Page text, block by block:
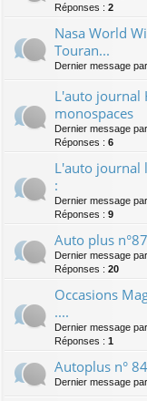
Réponses : 2
Nasa World
Touran...
Dernier message par
L'auto journal
monospaces
Dernier message par
Réponses : 6
L'auto journal
:
Dernier message par
Réponses : 9
Auto plus
Dernier message par
Réponses : 20
Occasions
....
Dernier message par
Réponses : 1
Autoplus n°
Dernier message par